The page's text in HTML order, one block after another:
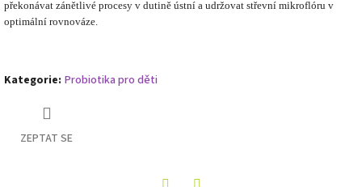
překonávat zánětlivé procesy v dutině ústní a udržovat střevní mikroflóru v
optimální rovnováze.
Kategorie: Probiotika pro děti
ZEPTAT SE